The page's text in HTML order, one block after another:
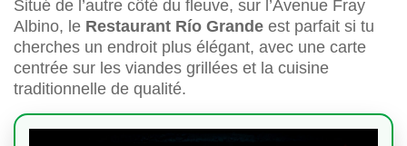
Situé de l’autre côté du fleuve, sur l’Avenue Fray
Albino, le Restaurant Río Grande est parfait si tu
cherches un endroit plus élégant, avec une carte
centrée sur les viandes grillées et la cuisine
traditionnelle de qualité.